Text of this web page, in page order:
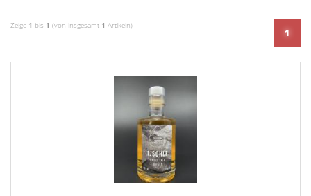
Zeige 1 bis 1 (von insgesamt 1 Artikeln)
1